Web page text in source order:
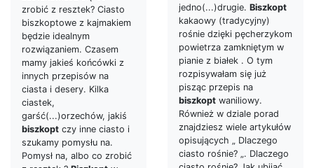
jedno(...)drugie. Biszkopt
kakaowy (tradycyjny)
rośnie dzięki pęcherzykom
powietrza zamkniętym w
pianie z białek . O tym
rozpisywałam się już
pisząc przepis na
biszkopt waniliowy.
Również w dziale porad
znajdziesz wiele artykułów
opisujących „ Dlaczego
ciasto rośnie? „. Dlaczego
zrobić z resztek? Ciasto
biszkoptowe z kajmakiem
będzie idealnym
rozwiązaniem. Czasem
mamy jakieś końcówki z
innych przepisów na
ciasta i desery. Kilka
ciastek,
garść(...)orzechów, jakiś
biszkopt czy inne ciasto i
szukamy pomysłu na.
Pomysł na, albo co zrobić